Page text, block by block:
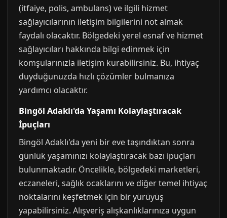
(itfaiye, polis, ambulans) ve ilgili hizmet
sağlayıcılarının iletişim bilgilerini not almak
faydalı olacaktır. Bölgedeki yerel esnaf ve hizmet
sağlayıcıları hakkında bilgi edinmek için
komşularınızla iletişim kurabilirsiniz. Bu, ihtiyaç
duyduğunuzda hızlı çözümler bulmanıza
yardımcı olacaktır.
Bingöl Adaklı'da Yaşamı Kolaylaştıracak
İpuçları
Bingöl Adaklı'da yeni bir eve taşındıktan sonra
günlük yaşamınızı kolaylaştıracak bazı ipuçları
bulunmaktadır. Öncelikle, bölgedeki marketleri,
eczaneleri, sağlık ocaklarını ve diğer temel ihtiyaç
noktalarını keşfetmek için bir yürüyüş
yapabilirsiniz. Alışveriş alışkanlıklarınıza uygun